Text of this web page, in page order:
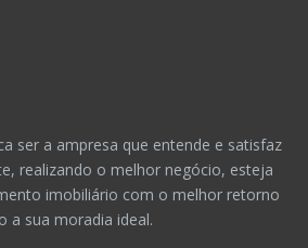
ser a ampresa que entende e satisfaz
realizando o melhor negócio, esteja
imobiliário com o melhor retorno
a sua moradia ideal.